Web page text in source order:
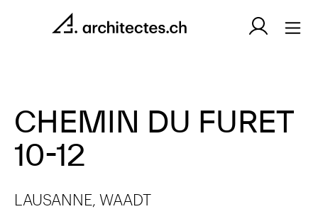
CHEMIN DU FURET
10-12
LAUSANNE, WAADT